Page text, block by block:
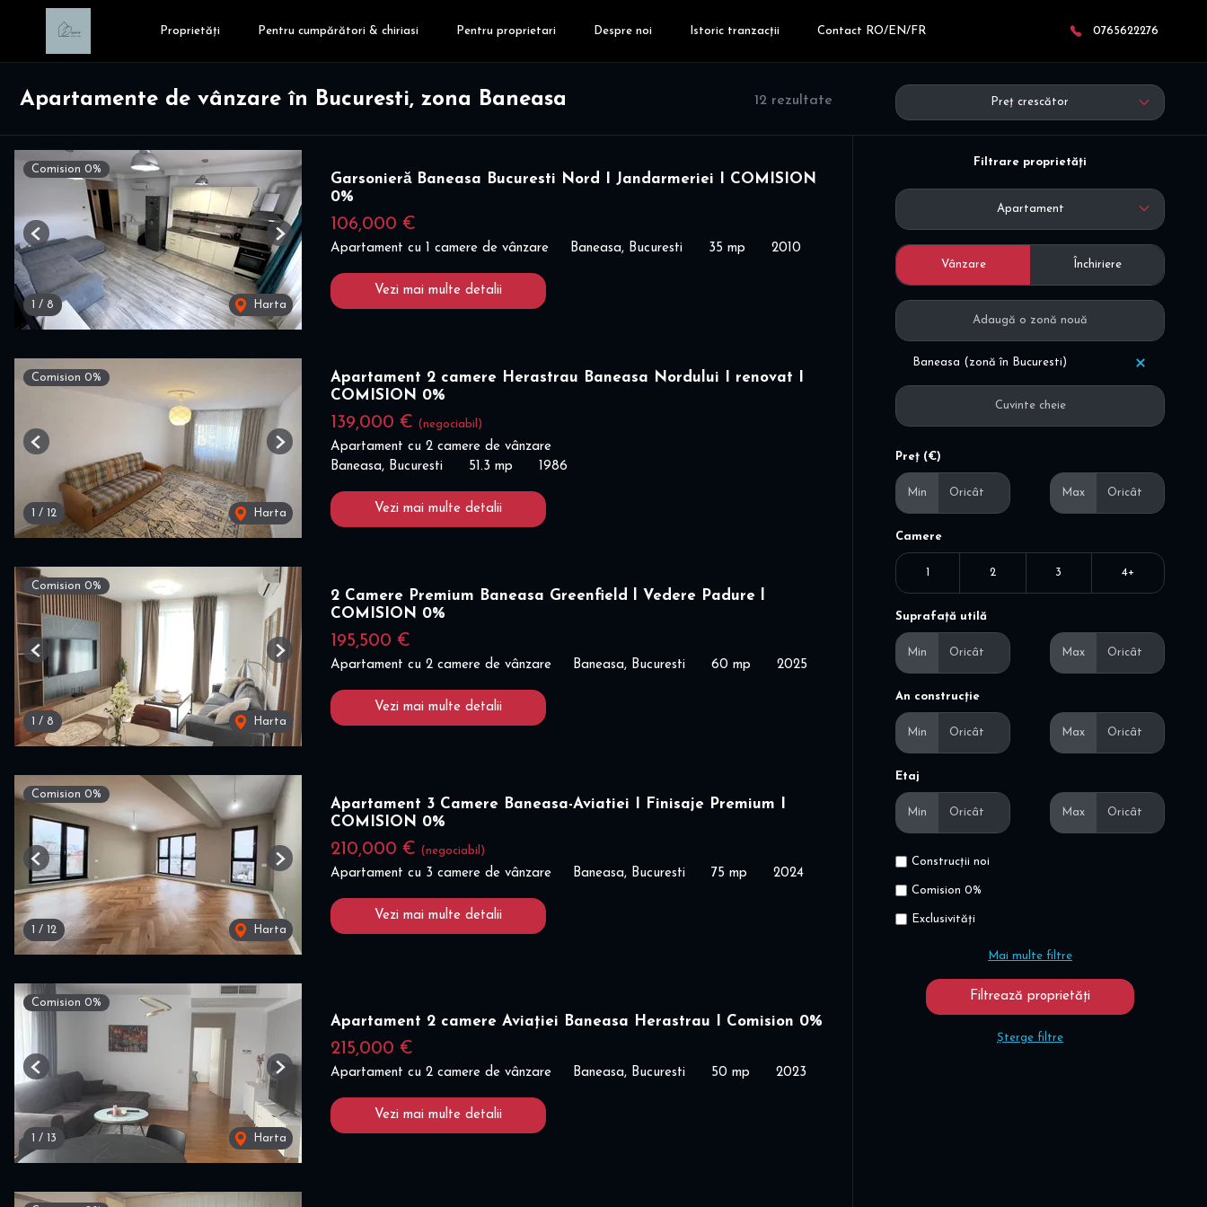
Proprietăți Pentru cumpărători & chiriasi Pentru proprietari Despre noi Istoric tranzacții Contact RO/EN/FR 0765622276
12 rezultate
Apartamente de vânzare în Bucuresti, zona Baneasa Preț crescător
Comision 0%
1 / 8 Harta
Previous Next
Garsonieră Baneasa Bucuresti Nord I Jandarmeriei I COMISION
0%
106,000 €
Apartament cu 1 camere de vânzare Baneasa, Bucuresti 35 mp 2010
Vezi mai multe detalii
Comision 0%
1 / 12 Harta
Previous Next
Apartament 2 camere Herastrau Baneasa Nordului I renovat I
COMISION 0%
139,000 € (negociabil)
Apartament cu 2 camere de vânzare
Baneasa, Bucuresti
51.3 mp 1986
Vezi mai multe detalii
Comision 0%
1 / 8 Harta
Previous Next
2 Camere Premium Baneasa Greenfield l Vedere Padure l
COMISION 0%
195,500 €
Apartament cu 2 camere de vânzare Baneasa, Bucuresti 60 mp 2025
Vezi mai multe detalii
Comision 0%
1 / 12 Harta
Previous Next
Apartament 3 Camere Baneasa-Aviatiei I Finisaje Premium I
COMISION 0%
210,000 € (negociabil)
Apartament cu 3 camere de vânzare Baneasa, Bucuresti 75 mp 2024
Vezi mai multe detalii
Comision 0%
1 / 13 Harta
Previous Next
Apartament 2 camere Aviației Baneasa Herastrau I Comision 0%
215,000 €
Apartament cu 2 camere de vânzare Baneasa, Bucuresti 50 mp 2023
Vezi mai multe detalii
Filtrare proprietăți
Apartament
Vânzare Închiriere
Baneasa (zonă în Bucuresti)
Preț (€)
Min Max
Camere
1 2 3 4+
Suprafață utilă
Min Max
An construcție
Min Max
Etaj
Min Max
Construcții noi
Comision 0%
Exclusivități
Mai multe filtre
Șterge filtre